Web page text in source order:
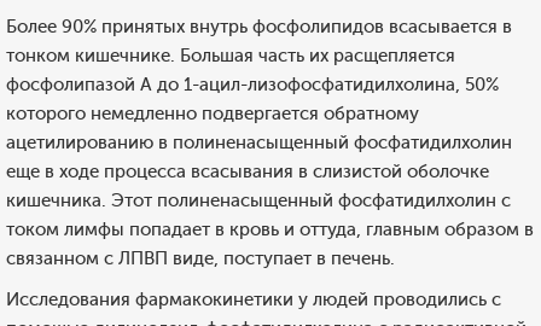
Более 90% принятых внутрь фосфолипидов всасывается в
тонком кишечнике. Большая часть их расщепляется
фосфолипазой А до 1-ацил-лизофосфатидилхолина, 50%
которого немедленно подвергается обратному
ацетилированию в полиненасыщенный фосфатидилхолин
еще в ходе процесса всасывания в слизистой оболочке
кишечника. Этот полиненасыщенный фосфатидилхолин с
током лимфы попадает в кровь и оттуда, главным образом в
связанном с ЛПВП виде, поступает в печень.
Исследования фармакокинетики у людей проводились с